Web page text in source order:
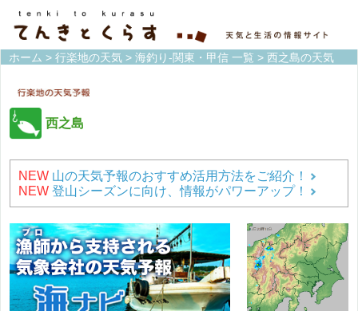
ホーム > 行楽地の天気 > 海釣り-関東・甲信 一覧 > 西之島の天気
西之島
NEW 山の天気予報のおすすめ活用方法をご紹介！
NEW 登山シーズンに向け、情報がパワーアップ！